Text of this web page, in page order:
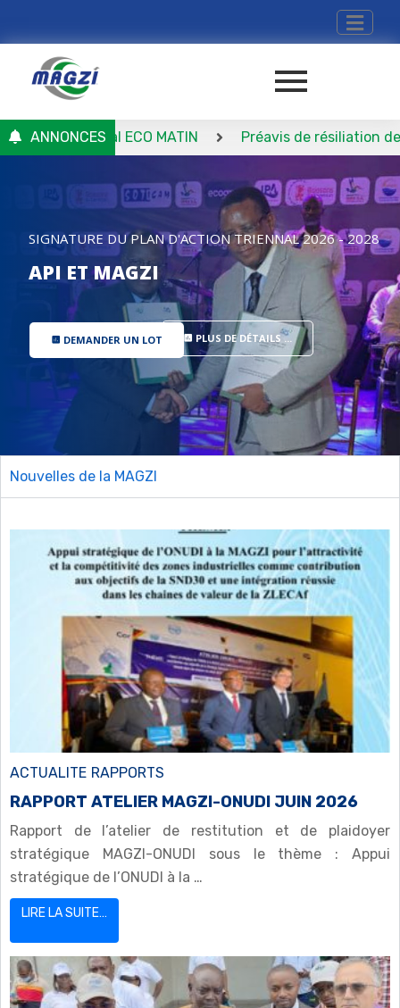
ANNONCES
– Journal ECO MATIN Préavis de résiliation de
SIGNATURE DU PLAN D'ACTION TRIENNAL 2026 - 2028
API ET MAGZI
insert_chart PLUS DE DÉTAILS ...
insert_chart DEMANDER UN LOT
Nouvelles de la MAGZI
ACTUALITE RAPPORTS
RAPPORT ATELIER MAGZI-ONUDI JUIN 2026
Rapport de l’atelier de restitution et de plaidoyer
stratégique MAGZI-ONUDI sous le thème : Appui
stratégique de l’ONUDI à la …
LIRE LA SUITE…